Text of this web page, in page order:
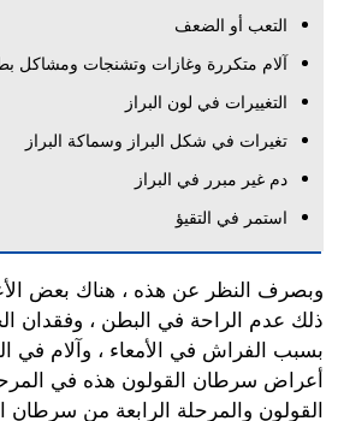
التعب أو الضعف
آلام متكررة وغازات وتشنجات ومشاكل
التغييرات في لون البراز
تغيرات في شكل البراز وسماكة البراز
دم غير مبرر في البراز
استمر في التقيؤ
وبصرف النظر عن هذه ، هناك بعض
ذلك عدم الراحة في البطن ، وفقدان
بسبب الفراش في الأمعاء ، وآلام
أعراض سرطان القولون هذه في
القولون والمرحلة الرابعة من سرطان